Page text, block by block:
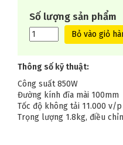
Số lượng sản phẩm
Bỏ vào giỏ
Thông số kỹ thuật:
Công suất 850W
Đường kính đĩa mài 100mm
Tốc độ không tải 11.000 v/p
Trọng lượng 1.8kg, điều